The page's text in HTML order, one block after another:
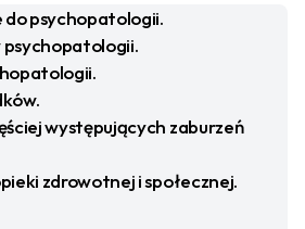
psychopatologii.
występujących zaburzeń
zdrowotnej i społecznej.